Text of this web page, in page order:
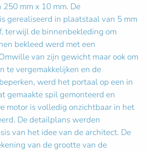
mm x 10 mm. De
gerealiseerd in plaatstaal van 5 mm
terwijl de binnenbekleding om
bekleed werd met een
van zijn gewicht maar ook om
te vergemakkelijken en de
werd het portaal op een in
gemaakte spil gemonteerd en
motor is volledig onzichtbaar in het
De detailplans werden
van het idee van de architect. De
van de grootte van de